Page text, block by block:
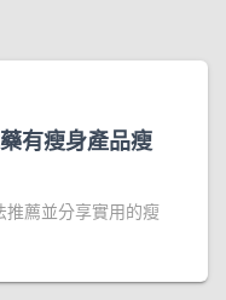
有瘦身產品瘦
薦並分享實用的瘦